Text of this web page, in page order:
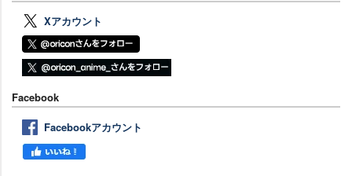
Xアカウント
Facebook
Facebookアカウント